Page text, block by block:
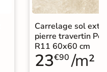
Carrelage sol
pierre travertin
R11 60x60 cm
23€90 /m²